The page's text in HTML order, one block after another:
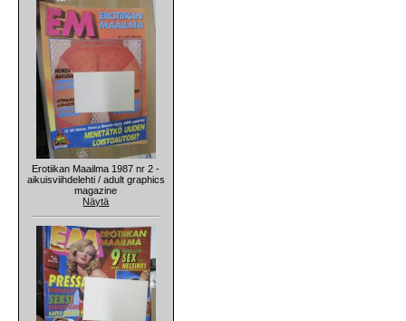
Erotiikan Maailma 1987 nr 2 -
aikuisviihdelehti / adult graphics
magazine
Näytä